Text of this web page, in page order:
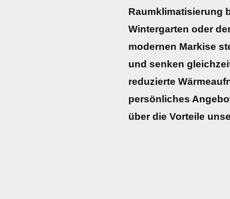
Raumklimatisierung
Wintergarten oder
modernen Markise
und senken
reduzierte
persönliches
über die Vorteile